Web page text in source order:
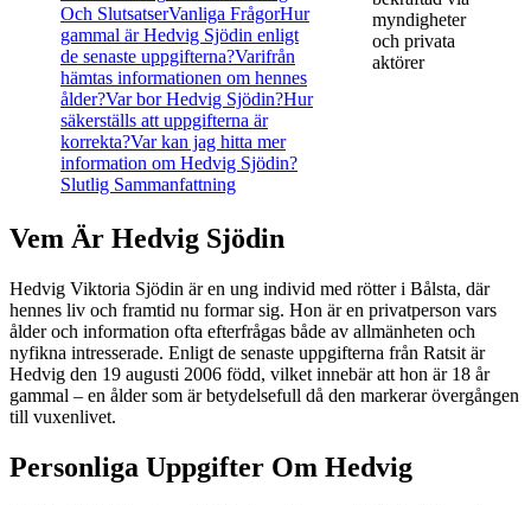
Och SlutsatserVanliga FrågorHur
gammal är Hedvig Sjödin enligt
de senaste uppgifterna?Varifrån
hämtas informationen om hennes
ålder?Var bor Hedvig Sjödin?Hur
säkerställs att uppgifterna är
korrekta?Var kan jag hitta mer
information om Hedvig Sjödin?
Slutlig Sammanfattning
myndigheter
och privata
aktörer
Vem Är Hedvig Sjödin
Hedvig Viktoria Sjödin är en ung individ med rötter i Bålsta, där
hennes liv och framtid nu formar sig. Hon är en privatperson vars
ålder och information ofta efterfrågas både av allmänheten och
nyfikna intresserade. Enligt de senaste uppgifterna från Ratsit är
Hedvig den 19 augusti 2006 född, vilket innebär att hon är 18 år
gammal – en ålder som är betydelsefull då den markerar övergången
till vuxenlivet.
Personliga Uppgifter Om Hedvig